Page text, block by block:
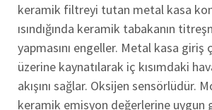
keramik filtreyi tutan metal kasa
ısındığında keramik tabakanın
yapmasını engeller. Metal kasa giriş
üzerine kaynatılarak iç kısımdaki
akışını sağlar. Oksijen sensörlüdür.
keramik emisyon değerlerine uygun